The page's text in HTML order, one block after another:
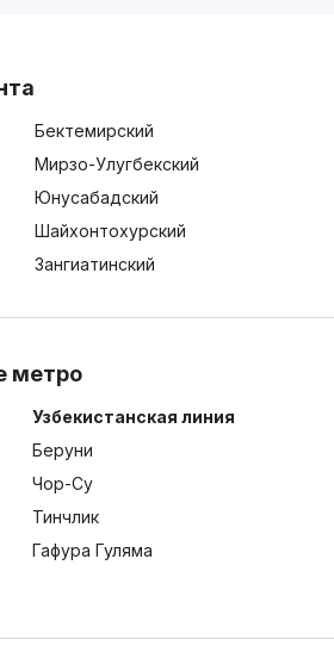
Бектемирский
Мирзо-Улугбекский
Юнусабадский
Шайхонтохурский
Зангиатинский
метро
Узбекистанская линия
Беруни
Чор-Су
Тинчлик
Гафура Гуляма